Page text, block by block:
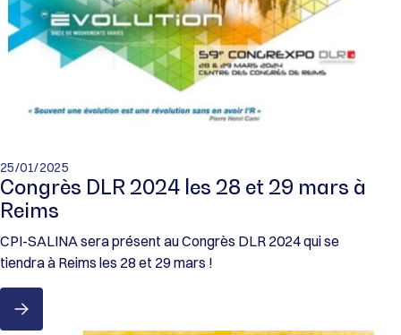
25/01/2025
Congrès DLR 2024 les 28 et 29 mars à
Reims
CPI-SALINA sera présent au Congrès DLR 2024 qui se
tiendra à Reims les 28 et 29 mars !